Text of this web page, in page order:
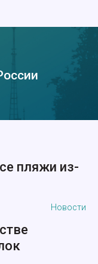
пляжи из-
Новости